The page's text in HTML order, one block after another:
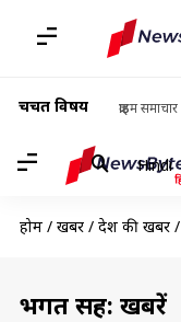
चर्चित विषय क्राइम समाचार
Hindi
होम / खबरें / देश की खबरें /
भगत सिंह: खबरें